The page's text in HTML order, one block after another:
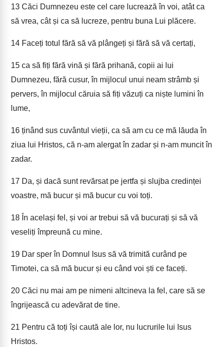
13 Căci Dumnezeu este cel care lucrează în voi, atât ca
să vrea, cât și ca să lucreze, pentru buna Lui plăcere.
14 Faceți totul fără să vă plângeți și fără să vă certați,
15 ca să fiți fără vină și fără prihană, copii ai lui
Dumnezeu, fără cusur, în mijlocul unui neam strâmb și
pervers, în mijlocul căruia să fiți văzuți ca niște lumini în
lume,
16 ținând sus cuvântul vieții, ca să am cu ce mă lăuda în
ziua lui Hristos, că n-am alergat în zadar și n-am muncit în
zadar.
17 Da, și dacă sunt revărsat pe jertfa și slujba credinței
voastre, mă bucur și mă bucur cu voi toți.
18 În același fel, și voi ar trebui să vă bucurați și să vă
veseliți împreună cu mine.
19 Dar sper în Domnul Isus să vă trimită curând pe
Timotei, ca să mă bucur și eu când voi ști ce faceți.
20 Căci nu mai am pe nimeni altcineva la fel, care să se
îngrijească cu adevărat de tine.
21 Pentru că toți își caută ale lor, nu lucrurile lui Isus
Hristos.